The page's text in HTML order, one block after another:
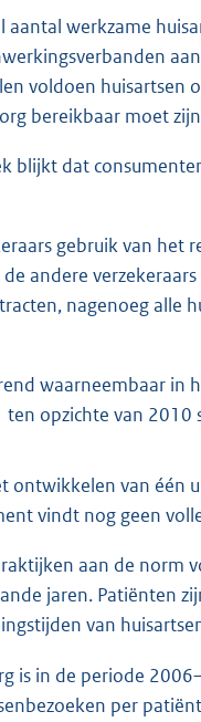
werkzame
voldoen huisartsen
bereikbaar moet
blijkt dat
gebruik van
andere
nagenoeg alle
waarneembaar in
opzichte van 2010
ontwikkelen van
vindt nog geen
aan de norm
jaren. Patiënten
van
is in de periode
per